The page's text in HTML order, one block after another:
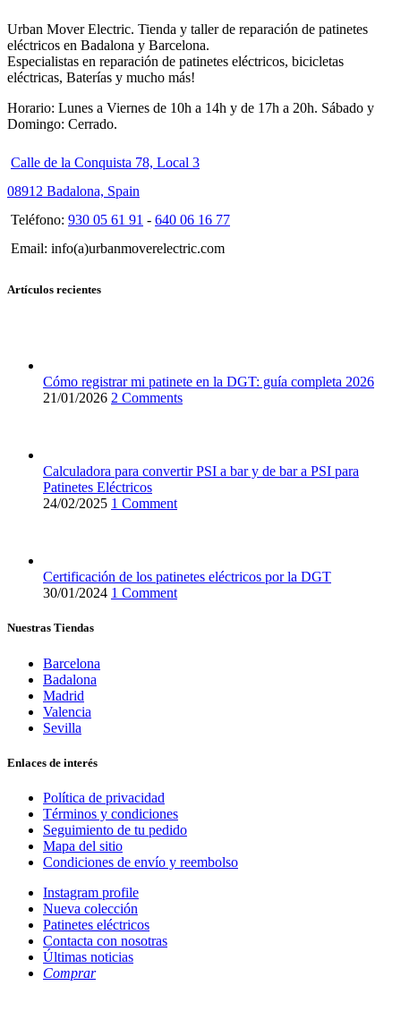
Urban Mover Electric. Tienda y taller de reparación de patinetes
eléctricos en Badalona y Barcelona.
Especialistas en reparación de patinetes eléctricos, bicicletas
eléctricas, Baterías y mucho más!
Horario: Lunes a Viernes de 10h a 14h y de 17h a 20h. Sábado y
Domingo: Cerrado.
Calle de la Conquista 78, Local 3
08912 Badalona, Spain
Teléfono: 930 05 61 91 - 640 06 16 77
Email: info(a)urbanmoverelectric.com
Artículos recientes
Cómo registrar mi patinete en la DGT: guía completa 2026
21/01/2026 2 Comments
Calculadora para convertir PSI a bar y de bar a PSI para
Patinetes Eléctricos
24/02/2025 1 Comment
Certificación de los patinetes eléctricos por la DGT
30/01/2024 1 Comment
Nuestras Tiendas
Barcelona
Badalona
Madrid
Valencia
Sevilla
Enlaces de interés
Política de privacidad
Términos y condiciones
Seguimiento de tu pedido
Mapa del sitio
Condiciones de envío y reembolso
Instagram profile
Nueva colección
Patinetes eléctricos
Contacta con nosotras
Últimas noticias
Comprar